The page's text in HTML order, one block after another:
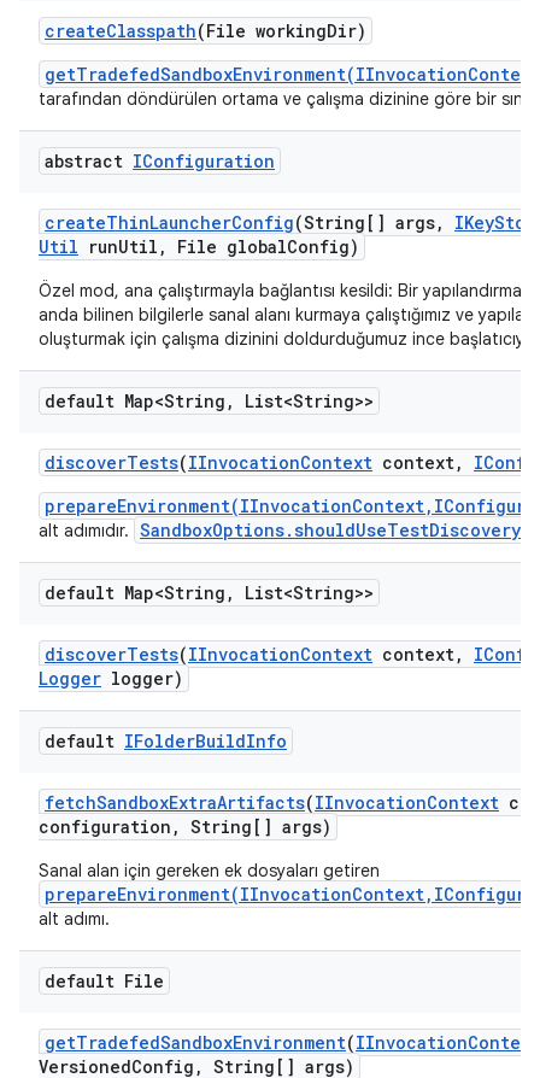
createClasspath(File workingDir)
tarafından döndürülen ortama ve çalışma dizinine göre bir
abstract IConfiguration
createThinLauncherConfig(String[] args, IKey
Util runUtil , File globalConfig)
Özel mod, ana çalıştırmayla bağlantısı kesildi: Bir
anda bilinen bilgilerle sanal alanı kurmaya çalıştığımız ve
oluşturmak için çalışma dizinini doldurduğumuz ince
default Map<String , List<String>>
discoverTests(IInvocationContext context,
alt adımıdır. SandboxOptions.shouldUseTestDiscovery()
default Map<String , List<String>>
discoverTests(IInvocationContext context,
Logger logger)
default IFolderBuildInfo
fetchSandboxExtraArtifacts(IInvocationContext
configuration , String[] args)
Sanal alan için gereken ek dosyaları getiren
alt adımı.
default File
getTradefedSandboxEnvironment(IInvocationContext
VersionedConfig , String[] args)